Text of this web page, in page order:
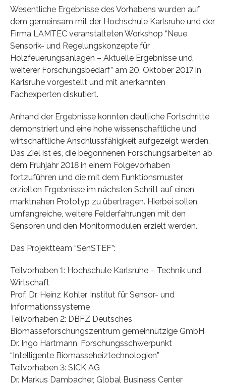
Wesentliche Ergebnisse des Vorhabens wurden auf
dem gemeinsam mit der Hochschule Karlsruhe und der
Firma LAMTEC veranstalteten Workshop “Neue
Sensorik- und Regelungskonzepte für
Holzfeuerungsanlagen – Aktuelle Ergebnisse und
weiterer Forschungsbedarf” am 20. Oktober 2017 in
Karlsruhe vorgestellt und mit anerkannten
Fachexperten diskutiert.
Anhand der Ergebnisse konnten deutliche Fortschritte
demonstriert und eine hohe wissenschaftliche und
wirtschaftliche Anschlussfähigkeit aufgezeigt werden.
Das Ziel ist es, die begonnenen Forschungsarbeiten ab
dem Frühjahr 2018 in einem Folgevorhaben
fortzuführen und die mit dem Funktionsmuster
erzielten Ergebnisse im nächsten Schritt auf einen
marktnahen Prototyp zu übertragen. Hierbei sollen
umfangreiche, weitere Felderfahrungen mit den
Sensoren und den Monitormodulen erzielt werden.
Das Projektteam “SenSTEF”:
Teilvorhaben 1: Hochschule Karlsruhe – Technik und
Wirtschaft
Prof. Dr. Heinz Kohler, Institut für Sensor- und
Informationssysteme
Teilvorhaben 2: DBFZ Deutsches
Biomasseforschungszentrum gemeinnützige GmbH
Dr. Ingo Hartmann, Forschungsschwerpunkt
“Intelligente Biomasseheiztechnologien”
Teilvorhaben 3: SICK AG
Dr. Markus Dambacher, Global Business Center